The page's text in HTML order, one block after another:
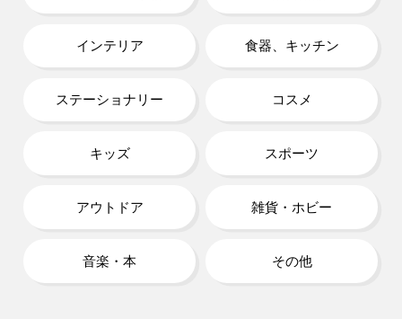
インテリア 食器、キッチン
ステーショナリー コスメ
キッズ スポーツ
アウトドア 雑貨・ホビー
音楽・本 その他